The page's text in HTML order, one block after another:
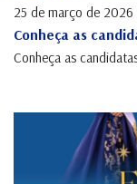
25 de março de 2026
Conheça as
Conheça as